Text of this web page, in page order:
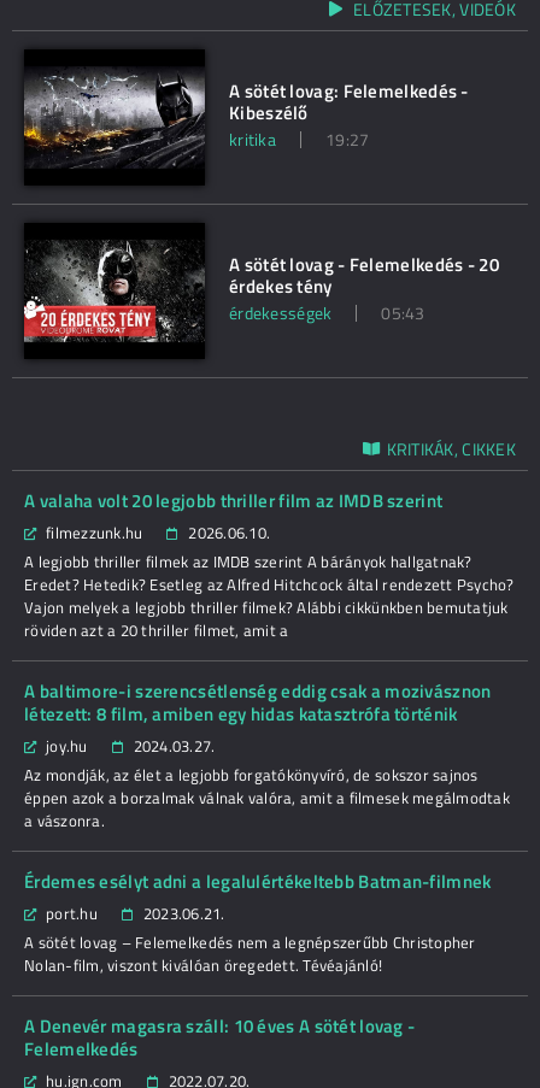
ELŐZETESEK, VIDEÓK
A sötét lovag: Felemelkedés -
Kibeszélő
kritika 19:27
A sötét lovag - Felemelkedés - 20
érdekes tény
érdekességek 05:43
KRITIKÁK, CIKKEK
A valaha volt 20 legjobb thriller film az IMDB szerint
filmezzunk.hu
2026.06.10.
A legjobb thriller filmek az IMDB szerint A bárányok hallgatnak?
Eredet? Hetedik? Esetleg az Alfred Hitchcock által rendezett Psycho?
Vajon melyek a legjobb thriller filmek? Alábbi cikkünkben bemutatjuk
röviden azt a 20 thriller filmet, amit a
A baltimore-i szerencsétlenség eddig csak a mozivásznon
létezett: 8 film, amiben egy hidas katasztrófa történik
joy.hu
2024.03.27.
Az mondják, az élet a legjobb forgatókönyvíró, de sokszor sajnos
éppen azok a borzalmak válnak valóra, amit a filmesek megálmodtak
a vászonra.
Érdemes esélyt adni a legalulértékeltebb Batman-filmnek
port.hu
2023.06.21.
A sötét lovag – Felemelkedés nem a legnépszerűbb Christopher
Nolan-film, viszont kiválóan öregedett. Tévéajánló!
A Denevér magasra száll: 10 éves A sötét lovag -
Felemelkedés
hu.ign.com 2022.07.20.